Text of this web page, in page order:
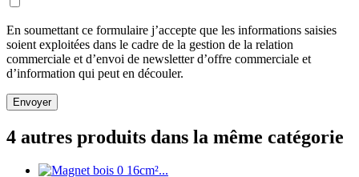
En soumettant ce formulaire j’accepte que les informations saisies
soient exploitées dans le cadre de la gestion de la relation
commerciale et d’envoi de newsletter d’offre commerciale et
d’information qui peut en découler.
Envoyer
4 autres produits dans la même catégorie